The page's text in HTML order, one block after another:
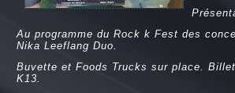
Au programme du Rock k Fest des
Nika Leeflang Duo.
Buvette et Foods Trucks sur place.
K13.